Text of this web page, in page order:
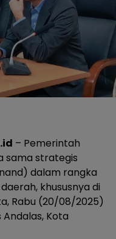
– Pemerintah
sama strategis
dalam rangka
khususnya di
Rabu (20/08/2025)
Kota